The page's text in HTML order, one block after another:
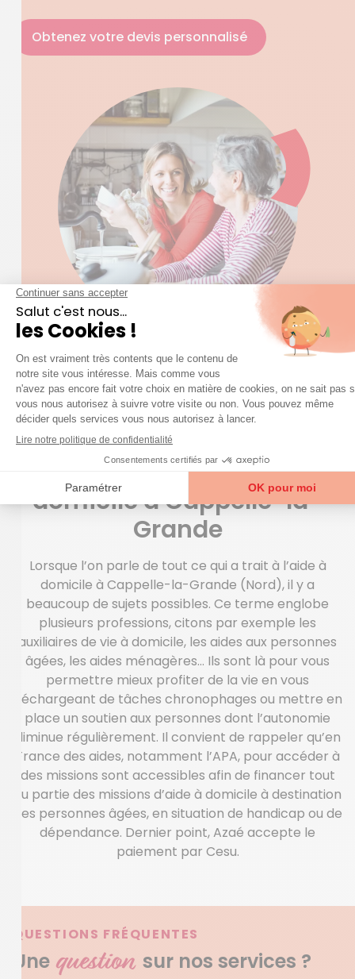
Obtenez votre devis personnalisé
LE MÉNAGE ET L’ENTRETIEN DE VOTRE
DOMICILE
Optez pour l’aide à
domicile à Cappelle-la-
Grande
Lorsque l’on parle de tout ce qui a trait à l’aide à
domicile à Cappelle-la-Grande (Nord), il y a
beaucoup de sujets possibles. Ce terme englobe
plusieurs professions, citons par exemple les
auxiliaires de vie à domicile, les aides aux personnes
âgées, les aides ménagères… Ils sont là pour vous
permettre mieux profiter de la vie en vous
déchargeant de tâches chronophages ou mettre en
place un soutien aux personnes dont l’autonomie
diminue régulièrement. Il convient de rappeler qu’en
France des aides, notamment l’APA, pour accéder à
des missions sont accessibles afin de financer tout
ou partie des missions d’aide à domicile à destination
des personnes âgées, en situation de handicap ou de
dépendance. Dernier point, Azaé accepte le
paiement par Cesu.
QUESTIONS FRÉQUENTES
Une question sur nos services ?